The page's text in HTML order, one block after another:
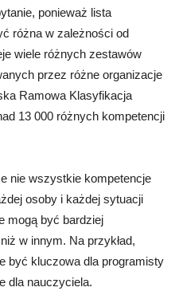
ponieważ lista
różna w zależności od
wiele różnych zestawów
przez różne organizacje
Ramowa Klasyfikacja
13 000 różnych kompetencji
nie wszystkie kompetencje
osoby i każdej sytuacji
mogą być bardziej
w innym. Na przykład,
być kluczowa dla programisty
dla nauczyciela.